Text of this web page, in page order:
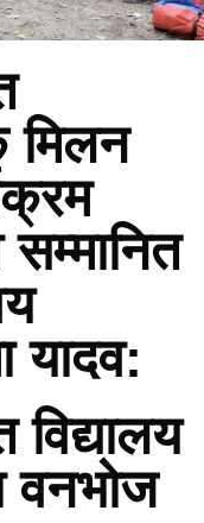
मिलन
यादव:
वनभोज